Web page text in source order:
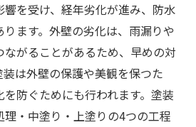
を受け、経年劣化が進み、防水
ます。外壁の劣化は、雨漏りや
がることがあるため、早めの対
は外壁の保護や美観を保つた
防ぐためにも行われます。塗装
・中塗り・上塗りの4つの工程